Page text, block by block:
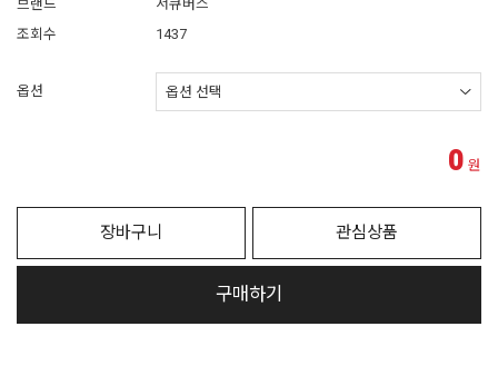
브랜드
서큐버스
조회수
1437
옵션
0 원
장바구니 관심상품
구매하기